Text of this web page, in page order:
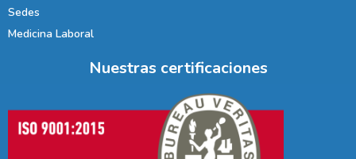
Sedes
Medicina Laboral
Nuestras certificaciones